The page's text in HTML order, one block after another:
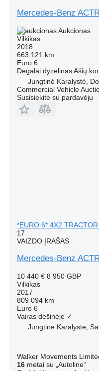
Mercedes-Benz
Aukcionas
Vilkikas
2018
663 121 km
Euro 6
Degalai dyzelinas Ašių
Jungtinė Karalystė,
Commercial Vehicle
Susisiekite su pardavėju
*EURO 6* 4X2
17
VAIZDO ĮRAŠAS
Mercedes-Benz
10 440 € 8 950 GBP
Vilkikas
2017
809 094 km
Euro 6
Vairas dešinėje ✓
Jungtinė Karalystė,
Walker Movements
16metai su „Autoline“